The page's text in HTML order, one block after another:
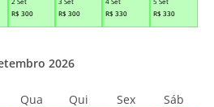
R$ 300
R$ 300
R$ 330
R$ 330
2026
Qua Qui Sex Sáb